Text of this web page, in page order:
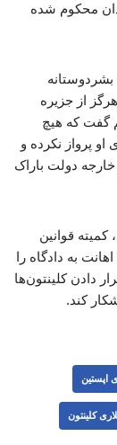
جنسی به ۲۰ سال زندان محکوم شده
بشردوستانه
هرگز از جزیره
گفت که هیچ
او پرواز نکرده و
خارجه دولت باراک
قوانین
به دادگاه را
دادن کلینتون‌ها
کند.
اپستین
کلینتون